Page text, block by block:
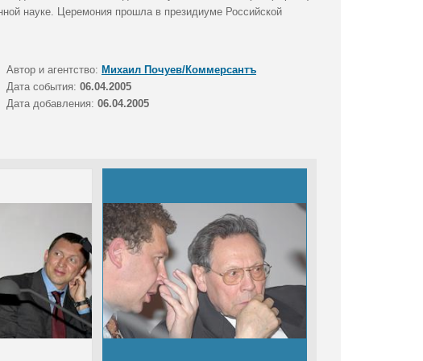
науке. Церемония прошла в президиуме Российской
Автор и агентство: Михаил Почуев/Коммерсантъ
Дата события: 06.04.2005
Дата добавления: 06.04.2005